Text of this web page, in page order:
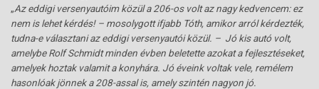
„Az eddigi versenyautóim közül a 206-os volt az nagy kedvencem: ez
nem is lehet kérdés! – mosolygott ifjabb Tóth, amikor arról kérdezték,
tudna-e választani az eddigi versenyautói közül. – Jó kis autó volt,
amelybe Rolf Schmidt minden évben beletette azokat a fejlesztéseket,
amelyek hoztak valamit a konyhára. Jó éveink voltak vele, remélem
hasonlóak jönnek a 208-assal is, amely szintén nagyon jó.